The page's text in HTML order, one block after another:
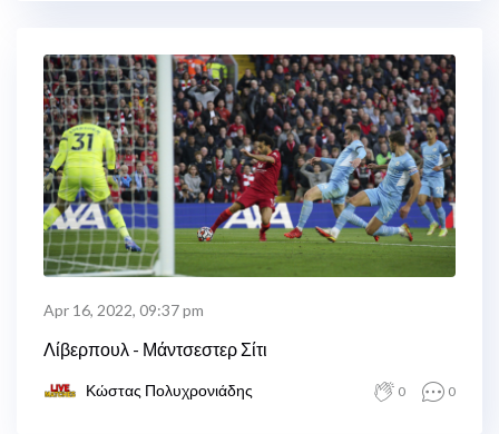
Apr 16, 2022, 09:37 pm
Λίβερπουλ - Μάντσεστερ Σίτι
Κώστας Πολυχρονιάδης 0 0